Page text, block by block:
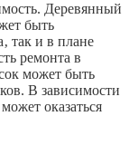
Деревянный
быть
так и в плане
ремонта в
может быть
В зависимости
оказаться